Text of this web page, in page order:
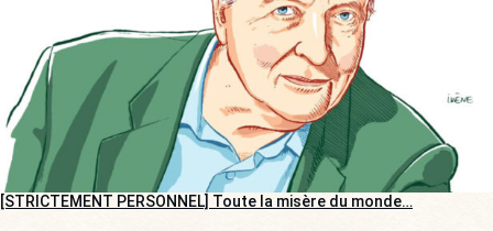
[STRICTEMENT PERSONNEL] Toute la misère du monde…